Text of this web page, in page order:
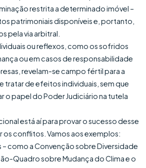
restrita a determinado imóvel –
patrimoniais disponíveis e, portanto,
pela via arbitral.
ou reflexos, como os sofridos
ou em casos de responsabilidade
revelam-se campo fértil para a
tratar de efeitos individuais, sem que
o papel do Poder Judiciário na tutela
está aí para provar o sucesso desse
conflitos. Vamos aos exemplos:
– como a Convenção sobre Diversidade
Quadro sobre Mudança do Clima e o